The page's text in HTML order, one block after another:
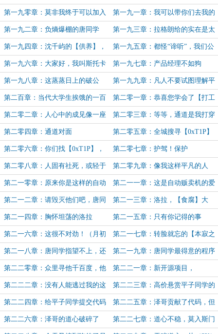
了！他又……坐下了（本卷终） 具】
第一九零章：莫非我终于可以加入
龙组了？
第一九一章：我可以带你们去我的
世界
第一九二章：负熵爆棚的唐同学
（4K）
第一九三章：拉格朗给的实在是太
多了……
第一九四章：沈千屿的【供养】，
是如此深奥
第一九五章：都怪“谛听”，我们公
司火了
第一九六章：大家好，我叫斯托卡 第一九七章：产品经理不如狗
第一九八章：这蒸蒸日上的破公
司，不能呆了
第一九九章：凡人不要试图理解平
哥！
第二百章：当代大学生挨饿的一百
种理由
第二零一章：恭喜您学会了【打工
面具】（4K）
第二零二章：人心中的成见像一座
大山
第二零三章：等等，通道是我打穿
的？
第二零四章：通道对面 第二零五章：全城搜寻【0xT1P】
大佬！
第二零六章：你们找【0xT1P】，
关我【乐于助人唐同学】什么事
第二零七章：护驾！保护
【0xT1P】大佬！（3K)
第二零八章：人固有社死，或轻于
鸿毛，或重于泰山
第二零九章：像我这样平凡的人
第二一零章：原来你是这样的自动
贩卖机……娘？
第二一一章：这是自动贩卖机的爱
呦
第二一二章：请毁灭他们吧，唐同
学。（3K）
第二一三章：洛拉，【食腐】大
成！
第二一四章：胸怀坦荡的洛拉
（3K）
第二一五章：只有你记得的事
（3K，hallliana加更9/10）
第二一六章：这很不对劲！（月初
求月票）
第二一七章：转脸就忘的【本寂之
尘】
第二一八章：唐同学指望不上，还
是我们专业人士来吧
第二一九章：唐同学最得意的程序
第二二零章：众里寻他千百度，他
在那里写代码
第二二一章：新开源项目，
OIFU（3K）
第二二二章：没有人能逃过我的这
双眼（hallliana加更10/10）
第二二三章：高价悬赏平子同学的
BUG！（4K）
第二二四章：给平子同学提交代码
太难了！（6K，凌风碎加更1/10）
第二二五章：泽哥贡献了代码，但
我给打回去了
第二二六章：泽哥的道心破碎了 第二二七章：道心不稳，莫入斯门